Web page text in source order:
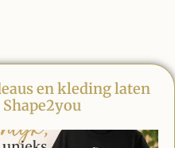
en kleding laten